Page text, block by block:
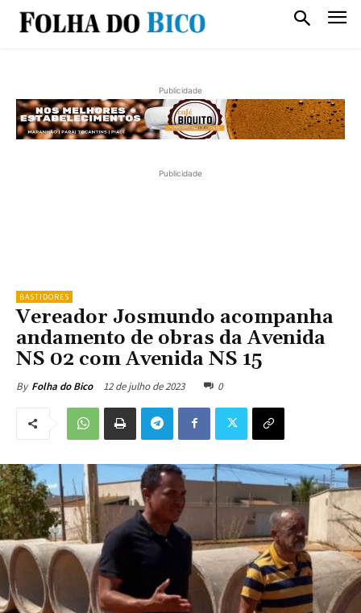
Publicidade
Publicidade
BASTIDORES
Vereador Josmundo acompanha
andamento de obras da Avenida
NS 02 com Avenida NS 15
By Folha do Bico 12 de julho de 2023 0